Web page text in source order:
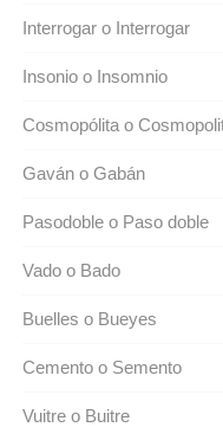
Interrogar o Interrogar
Insonio o Insomnio
Cosmopólita o
Gaván o Gabán
Pasodoble o Paso doble
Vado o Bado
Buelles o Bueyes
Cemento o Semento
Vuitre o Buitre